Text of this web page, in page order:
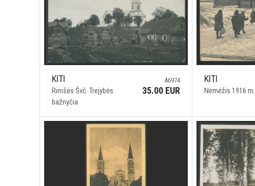
KITI
Rimšės Švč. Trejybės
bažnyčia
A6974
35.00 EUR
KITI
Nemėžis 1916 m.